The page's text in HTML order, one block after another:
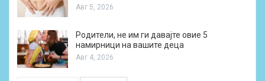
Авг 5, 2026
Родители, не им ги давајте овие 5
намирници на вашите деца
Авг 4, 2026